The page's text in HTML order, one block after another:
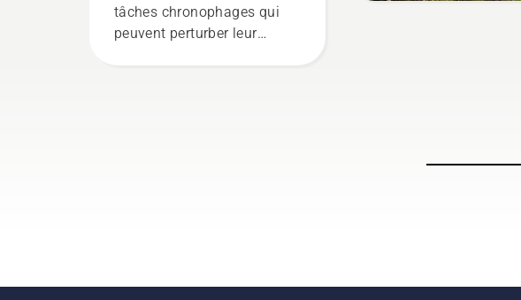
tâches chronophages qui
peuvent perturber leur